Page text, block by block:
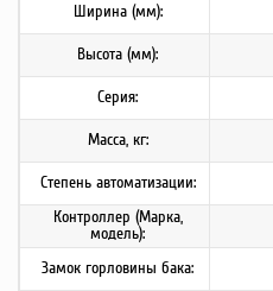
Ширина (мм):
Высота (мм):
Серия:
Масса, кг:
Степень автоматизации:
Контроллер (Марка,
модель):
Замок горловины бака: